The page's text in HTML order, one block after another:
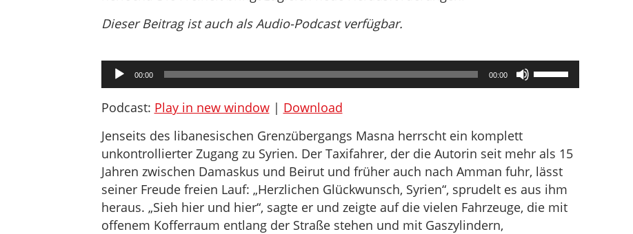
Dieser Beitrag ist auch als Audio-Podcast verfügbar.
Audio-
Player
00:00 00:00
Pfeiltasten
Hoch/Runter
Lautstärke
zu
regeln.
Podcast: Play in new window| Download
Jenseits des libanesischen Grenzübergangs Masna herrscht ein komplett
unkontrollierter Zugang zu Syrien. Der Taxifahrer, der die Autorin seit mehr als 15
Jahren zwischen Damaskus und Beirut und früher auch nach Amman fuhr, lässt
seiner Freude freien Lauf: „Herzlichen Glückwunsch, Syrien“, sprudelt es aus ihm
heraus. „Sieh hier und hier“, sagte er und zeigte auf die vielen Fahrzeuge, die mit
offenem Kofferraum entlang der Straße stehen und mit Gaszylindern,